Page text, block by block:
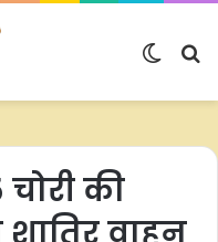
Switch
की